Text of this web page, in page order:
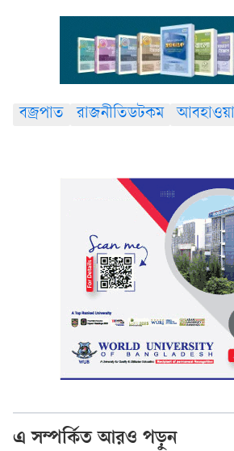
বজ্রপাত রাজনীতিডটকম আবহাওয়া
এ সম্পর্কিত আরও পড়ুন